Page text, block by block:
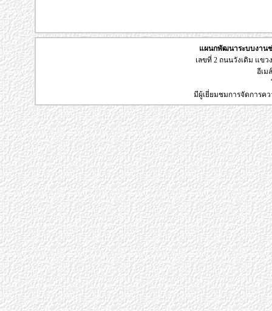
แผนกพัฒนาระบบงานช่
เลขที่ 2 ถนนวังเดิม แขว
อีเม
มีผู้เยี่ยมชมการจัดการค